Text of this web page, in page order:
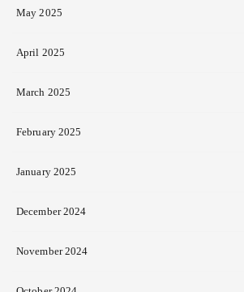
May 2025
April 2025
March 2025
February 2025
January 2025
December 2024
November 2024